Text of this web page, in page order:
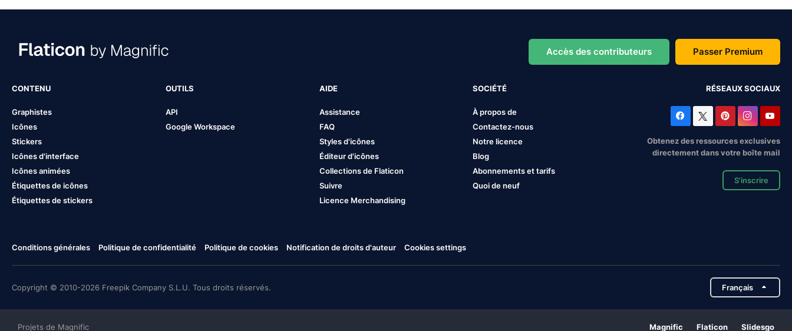
Accès des contributeurs Passer Premium
CONTENU
Graphistes
Icônes
Stickers
Icônes d'interface
Icônes animées
Étiquettes de icônes
Étiquettes de stickers
OUTILS
API
Google Workspace
AIDE
Assistance
FAQ
Styles d'icônes
Éditeur d'icônes
Collections de Flaticon
Suivre
Licence Merchandising
SOCIÉTÉ
À propos de
Contactez-nous
Notre licence
Blog
Abonnements et tarifs
Quoi de neuf
RÉSEAUX SOCIAUX
Obtenez des ressources exclusives
directement dans votre boîte mail
S'inscrire
Conditions générales Politique de confidentialité Politique de cookies Notification de droits d'auteur Cookies settings
Copyright © 2010-2026 Freepik Company S.L.U. Tous droits réservés. Français
Projets de Magnific Magnific Flaticon Slidesgo